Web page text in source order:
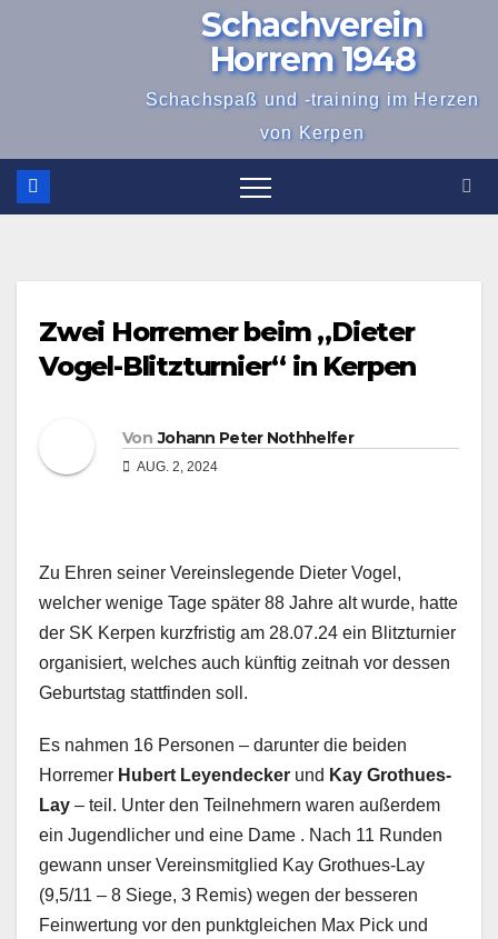
Schachverein
Horrem 1948
Schachspaß und -training im Herzen
von Kerpen
Zwei Horremer beim „Dieter
Vogel-Blitzturnier“ in Kerpen
Von Johann Peter Nothhelfer
AUG. 2, 2024
Zu Ehren seiner Vereinslegende Dieter Vogel,
welcher wenige Tage später 88 Jahre alt wurde, hatte
der SK Kerpen kurzfristig am 28.07.24 ein Blitzturnier
organisiert, welches auch künftig zeitnah vor dessen
Geburtstag stattfinden soll.
Es nahmen 16 Personen – darunter die beiden
Horremer Hubert Leyendecker und Kay Grothues-
Lay – teil. Unter den Teilnehmern waren außerdem
ein Jugendlicher und eine Dame . Nach 11 Runden
gewann unser Vereinsmitglied Kay Grothues-Lay
(9,5/11 – 8 Siege, 3 Remis) wegen der besseren
Feinwertung vor den punktgleichen Max Pick und